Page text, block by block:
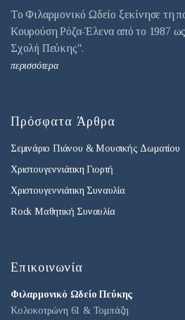
Το Φιλαρμονικό Ωδείο ξεκίνησε τη
Κουρούση Ρόζα-Έλενα από το 1987
Σχολή Πεύκης".
περισσότερα
Πρόσφατα Άρθρα
Σεμινάριο Πιάνου & Μουσικής Δωματίου
Χριστουγεννιάτικη Γιορτή
Χριστουγεννιάτικη Συναυλία
Rock Μαθητική Συναυλία
Επικοινωνία
Φιλαρμονικό Ωδείο Πεύκης
Κολοκοτρώνη 61 & Τομπάζη